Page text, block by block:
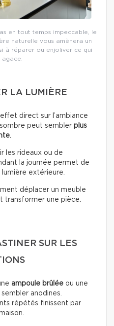
en tout temps impeccable, le
naturelle vous amènera un
à réparer ou enjoliver ce qui
agace.
LA LUMIÈRE
direct sur l’ambiance
peut sembler plus
.
les rideaux ou de
la journée permet de
extérieure.
déplacer un meuble
transformer une pièce.
SUR LES
ampoule brûlée ou une
anodines.
répétés finissent par